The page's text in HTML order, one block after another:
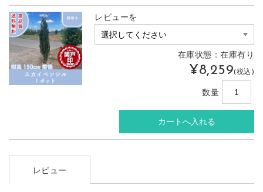
レビューを
在庫状態：在庫有り
¥8,259(税込)
数量
レビュー